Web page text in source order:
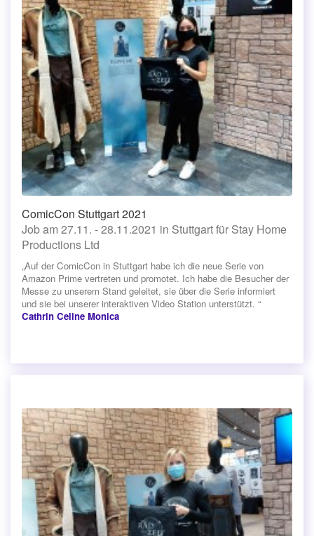
ComicCon Stuttgart 2021
Job am 27.11. - 28.11.2021 in Stuttgart für Stay Home
Productions Ltd
„Auf der ComicCon in Stuttgart habe ich die neue Serie von
Amazon Prime vertreten und promotet. Ich habe die Besucher der
Messe zu unserem Stand geleitet, sie über die Serie informiert
und sie bei unserer interaktiven Video Station unterstützt. “
Cathrin Celine Monica